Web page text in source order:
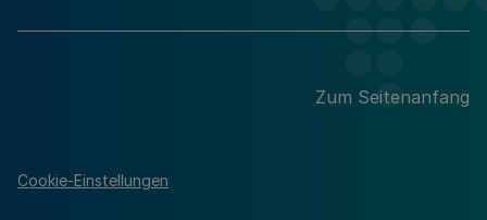
Zum Seitenanfang
Cookie-Einstellungen